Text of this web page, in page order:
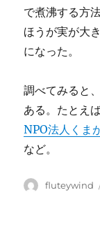
で煮沸する方
ほうが実が大
になった。
調べてみると
ある。たとえば
NPO法人くま
など。
投
fluteywind